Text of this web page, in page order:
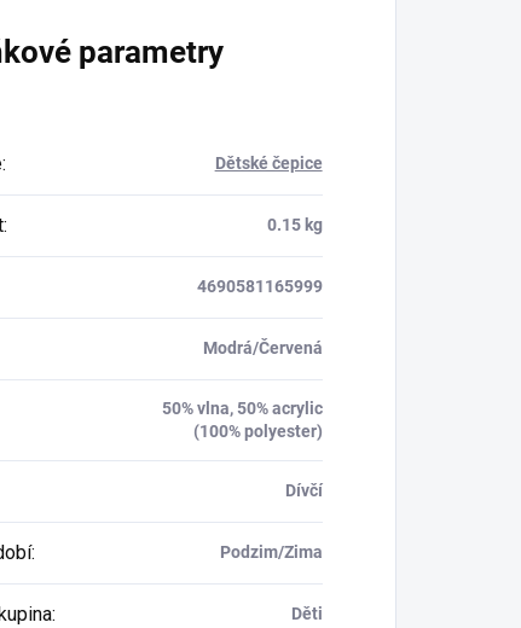
parametry
: Dětské čepice
: 0.15 kg
4690581165999
Modrá/Červená
50% vlna, 50% acrylic
(100% polyester)
Dívčí
: Podzim/Zima
: Děti